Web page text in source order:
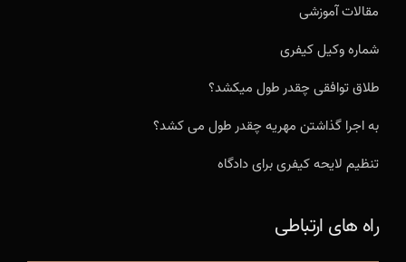
مقالات آموزشی
شماره وکیل کیفری
طلاق توافقی چقدر طول میکشد؟
به اجرا گذاشتن مهریه چقدر طول می کشد؟
تنظیم لایحه کیفری برای دادگاه
راه های ارتباطی